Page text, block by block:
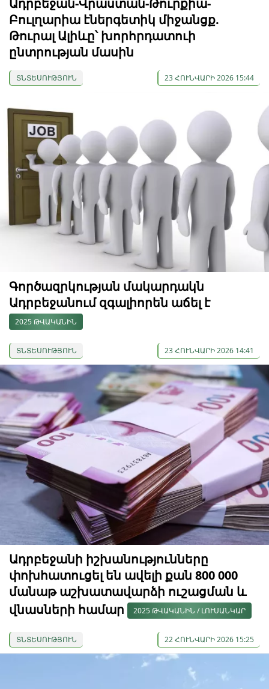
Բուլղարիա էներգետիկ միջանցք.
Թուրալ Ալիևը՝ խորհրդատուի
ընտրության մասին
ՏՆՏԵՍՈՒԹՅՈՒՆ 23 ՀՈՒՆՎԱՐԻ 2026 15:44
Գործազրկության մակարդակն
Ադրբեջանում զգալիորեն աճել է
2025 ԹՎԱԿԱՆԻՆ
ՏՆՏԵՍՈՒԹՅՈՒՆ 23 ՀՈՒՆՎԱՐԻ 2026 14:41
Ադրբեջանի իշխանությունները
փոխհատուցել են ավելի քան 800 000
մանաթ աշխատավարձի ուշացման և
վնասների համար
2025 ԹՎԱԿԱՆԻՆ / ԼՈՒՍԱՆԿԱՐ
ՏՆՏԵՍՈՒԹՅՈՒՆ 22 ՀՈՒՆՎԱՐԻ 2026 15:25